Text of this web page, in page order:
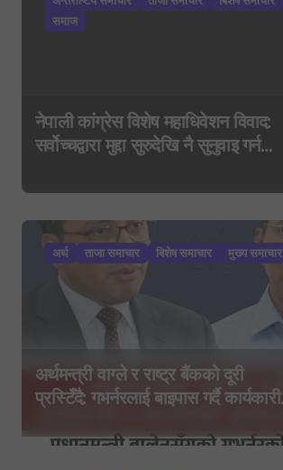
समाज
नेपाली कांग्रेस विशेष महाधिवेशन विवाद:
सर्वोच्चद्वारा मुद्दा सुरुदेखि नै सुनुवाइ गर्न
अर्थ ताजा समाचार बिशेष समाचार मुख्य समाचार
अर्थमन्त्री वाग्ले र राष्ट्र बैंकको दूरी
प्रस्टिँदै: गभर्नरलाई बाइपास गर्दै कार्यकारी